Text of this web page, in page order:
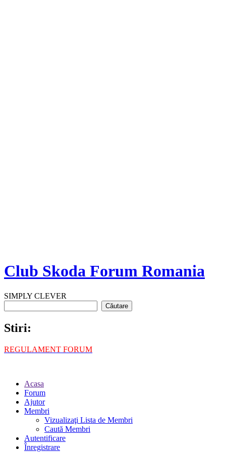
Club Skoda Forum Romania
SIMPLY CLEVER
Stiri:
REGULAMENT FORUM
Acasa
Forum
Ajutor
Membri
Vizualizaţi Lista de Membri
Caută Membri
Autentificare
Înregistrare